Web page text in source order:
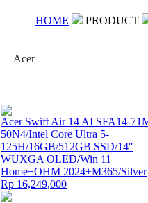
HOME PRODUCT
Acer
Acer Swift Air 14 AI SFA14-
50N4/Intel Core Ultra 5-
125H/16GB/512GB SSD/14″
WUXGA OLED/Win 11
Home+OHM 2024+M365/Silver
Rp 16,249,000